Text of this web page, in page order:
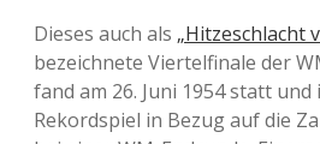
Dieses auch als „Hitzeschlacht
bezeichnete Viertelfinale der
fand am 26. Juni 1954 statt
Rekordspiel in Bezug auf die